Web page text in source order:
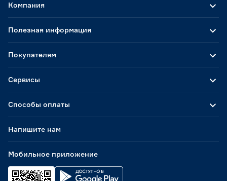
Способы оплаты
Мобильное приложение
Компания
Полезная информация
Покупателям
Сервисы
Напишите нам